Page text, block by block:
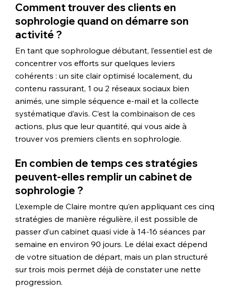
Comment trouver des clients en
sophrologie quand on démarre son
activité ?
En tant que sophrologue débutant, l’essentiel est de
concentrer vos efforts sur quelques leviers
cohérents : un site clair optimisé localement, du
contenu rassurant, 1 ou 2 réseaux sociaux bien
animés, une simple séquence e-mail et la collecte
systématique d’avis. C’est la combinaison de ces
actions, plus que leur quantité, qui vous aide à
trouver vos premiers clients en sophrologie.
En combien de temps ces stratégies
peuvent-elles remplir un cabinet de
sophrologie ?
L’exemple de Claire montre qu’en appliquant ces cinq
stratégies de manière régulière, il est possible de
passer d’un cabinet quasi vide à 14-16 séances par
semaine en environ 90 jours. Le délai exact dépend
de votre situation de départ, mais un plan structuré
sur trois mois permet déjà de constater une nette
progression.